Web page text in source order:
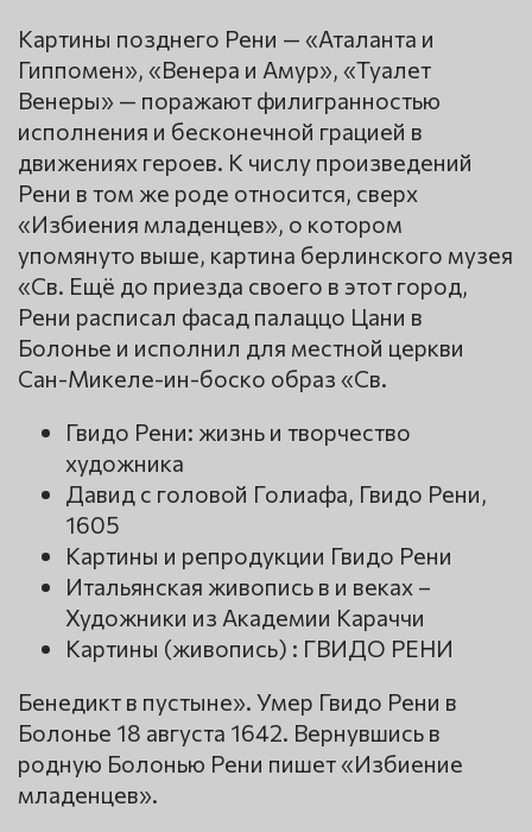
Картины позднего Рени — «Аталанта и
Гиппомен», «Венера и Амур», «Туалет
Венеры» — поражают филигранностью
исполнения и бесконечной грацией в
движениях героев. К числу произведений
Рени в том же роде относится, сверх
«Избиения младенцев», о котором
упомянуто выше, картина берлинского музея
«Св. Ещё до приезда своего в этот город,
Рени расписал фасад палаццо Цани в
Болонье и исполнил для местной церкви
Сан-Микеле-ин-боско образ «Св.
Гвидо Рени: жизнь и творчество
художника
Давид с головой Голиафа, Гвидо Рени,
1605
Картины и репродукции Гвидо Рени
Итальянская живопись в и веках –
Художники из Академии Караччи
Картины (живопись) : ГВИДО РЕНИ
Бенедикт в пустыне». Умер Гвидо Рени в
Болонье 18 августа 1642. Вернувшись в
родную Болонью Рени пишет «Избиение
младенцев».